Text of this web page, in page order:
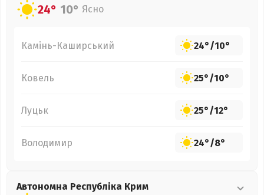
24° 10° Ясно
Камінь-Каширський 24°/10°
Ковель 25°/10°
Луцьк 25°/12°
Володимир 24°/8°
Автономна Республіка Крим